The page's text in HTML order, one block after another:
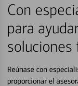
Con
para
soluciones
Reúnase con
proporcionar el